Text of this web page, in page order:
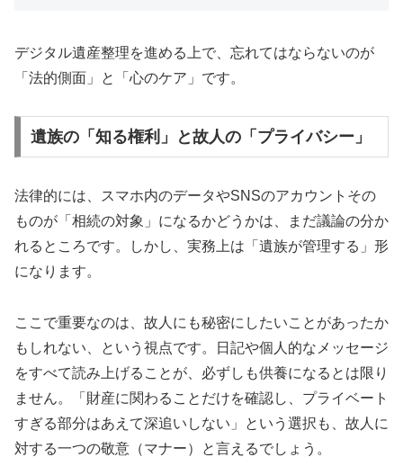
デジタル遺産整理を進める上で、忘れてはならないのが
「法的側面」と「心のケア」です。
遺族の「知る権利」と故人の「プライバシー」
法律的には、スマホ内のデータやSNSのアカウントその
ものが「相続の対象」になるかどうかは、まだ議論の分か
れるところです。しかし、実務上は「遺族が管理する」形
になります。
ここで重要なのは、故人にも秘密にしたいことがあったか
もしれない、という視点です。日記や個人的なメッセージ
をすべて読み上げることが、必ずしも供養になるとは限り
ません。「財産に関わることだけを確認し、プライベート
すぎる部分はあえて深追いしない」という選択も、故人に
対する一つの敬意（マナー）と言えるでしょう。